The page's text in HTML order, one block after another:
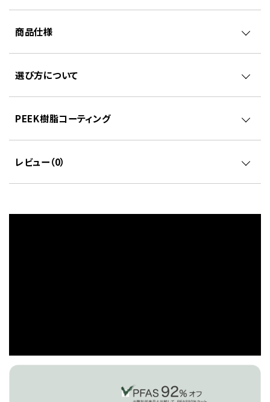
商品仕様
選び方について
PEEK樹脂コーティング
レビュー（0）